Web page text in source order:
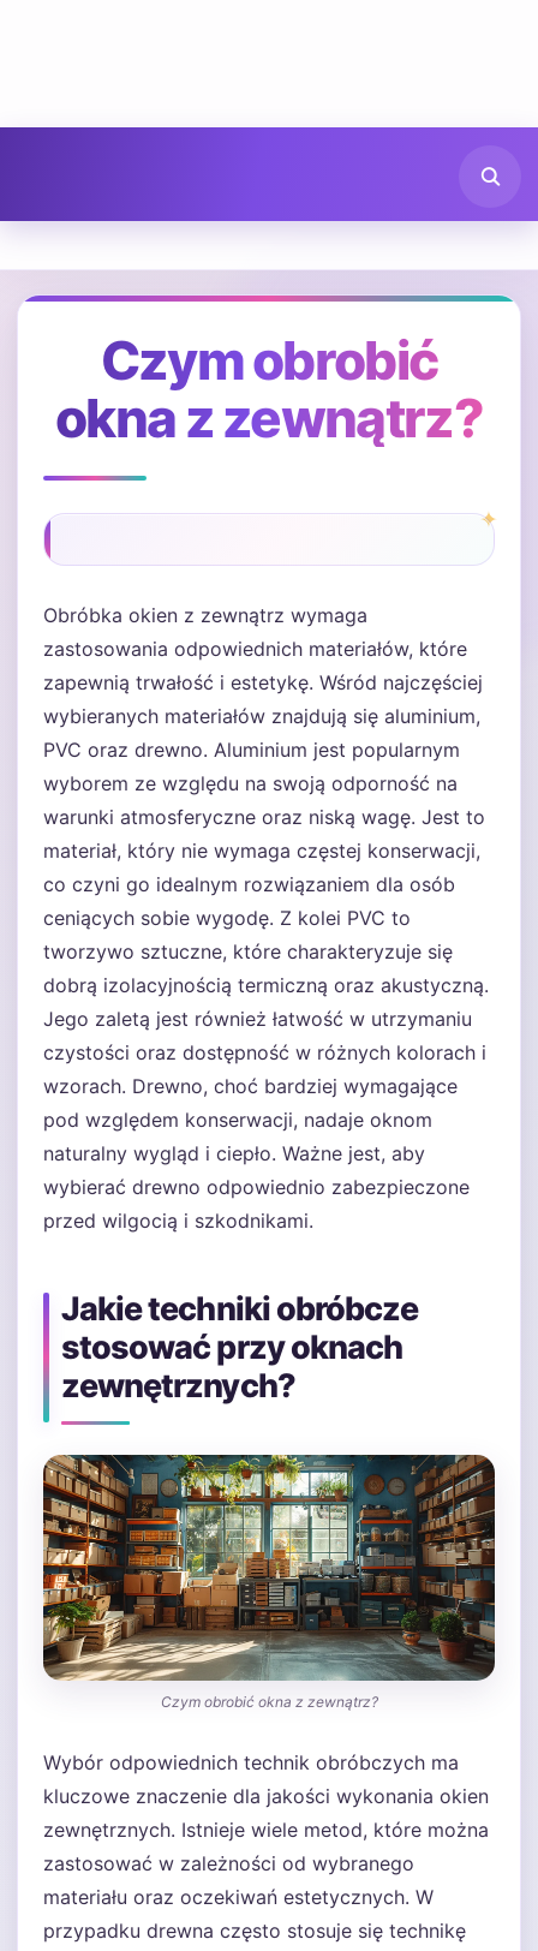
Czym obrobić
okna z zewnątrz?
Obróbka okien z zewnątrz wymaga
zastosowania odpowiednich materiałów, które
zapewnią trwałość i estetykę. Wśród najczęściej
wybieranych materiałów znajdują się aluminium,
PVC oraz drewno. Aluminium jest popularnym
wyborem ze względu na swoją odporność na
warunki atmosferyczne oraz niską wagę. Jest to
materiał, który nie wymaga częstej konserwacji,
co czyni go idealnym rozwiązaniem dla osób
ceniących sobie wygodę. Z kolei PVC to
tworzywo sztuczne, które charakteryzuje się
dobrą izolacyjnością termiczną oraz akustyczną.
Jego zaletą jest również łatwość w utrzymaniu
czystości oraz dostępność w różnych kolorach i
wzorach. Drewno, choć bardziej wymagające
pod względem konserwacji, nadaje oknom
naturalny wygląd i ciepło. Ważne jest, aby
wybierać drewno odpowiednio zabezpieczone
przed wilgocią i szkodnikami.
Jakie techniki obróbcze
stosować przy oknach
zewnętrznych?
Czym obrobić okna z zewnątrz?
Wybór odpowiednich technik obróbczych ma
kluczowe znaczenie dla jakości wykonania okien
zewnętrznych. Istnieje wiele metod, które można
zastosować w zależności od wybranego
materiału oraz oczekiwań estetycznych. W
przypadku drewna często stosuje się technikę